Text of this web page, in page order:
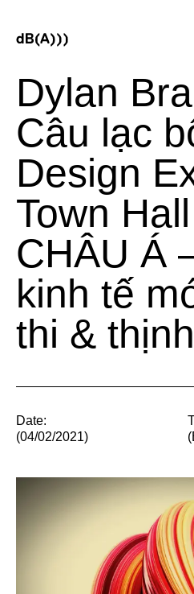
Dylan
Câu lạc
Design
Town
CHÂU Á
kinh tế
thi &
Date:
(04/02/2021)
(